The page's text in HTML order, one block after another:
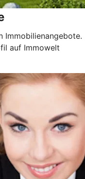
Immobilienangebote.
auf Immowelt